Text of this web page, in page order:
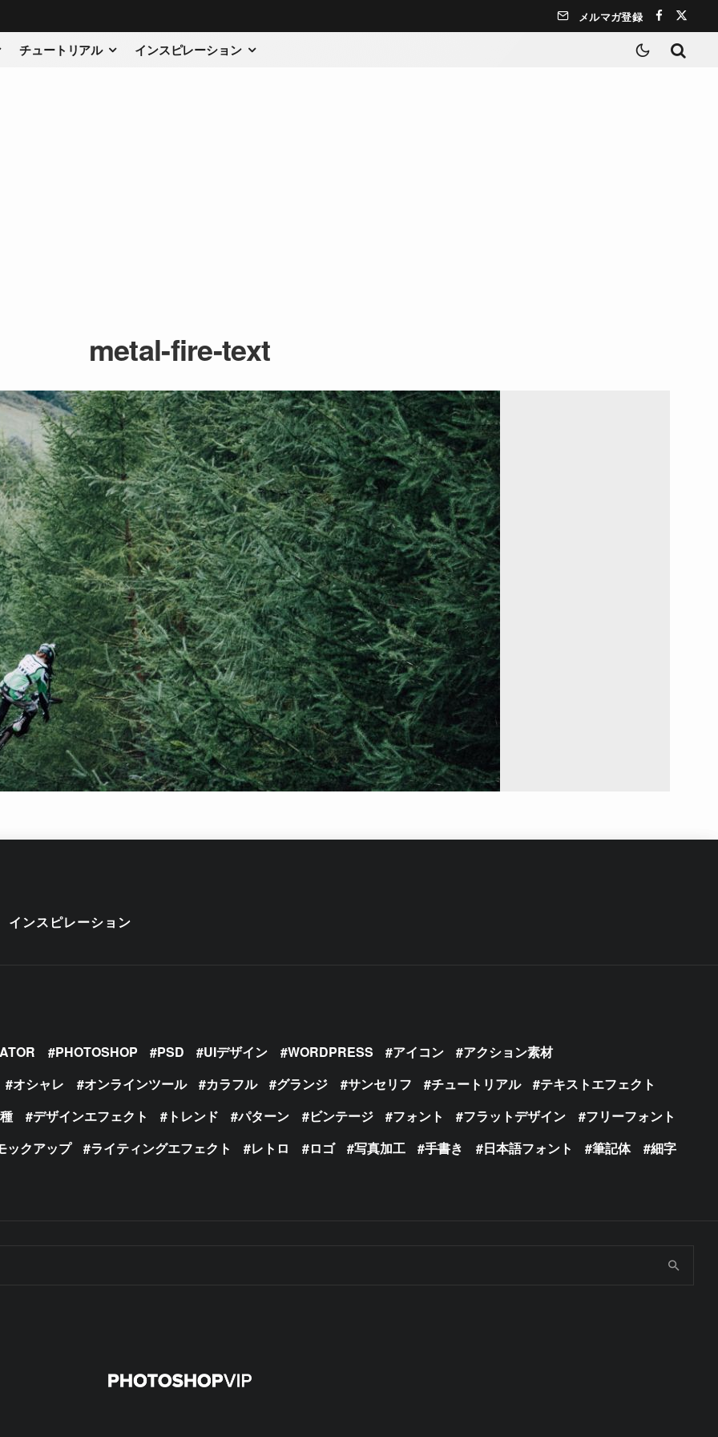
メルマガ登録
チュートリアル インスピレーション
metal-fire-text
インスピレーション
PHOTOSHOP PSD UIデザイン WORDPRESS アイコン
アクション素材
オシャレ
オンラインツール カラフル グランジ サンセリフ チュートリアル
テキストエフェクト
デザインエフェクト トレンド パターン ビンテージ フォント フラットデザイン
フリーフォント
ックアップ
ライティングエフェクト レトロ ロゴ 写真加工 手書き 日本語フォント 筆記体 細字